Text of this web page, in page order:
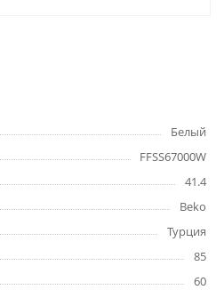
Белый
FFSS67000W
41.4
Beko
Турция
85
60